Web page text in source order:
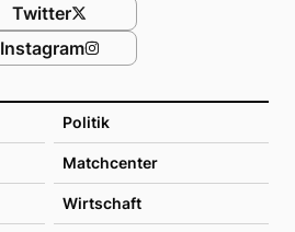
Politik
Matchcenter
Wirtschaft
Twitter
Instagram